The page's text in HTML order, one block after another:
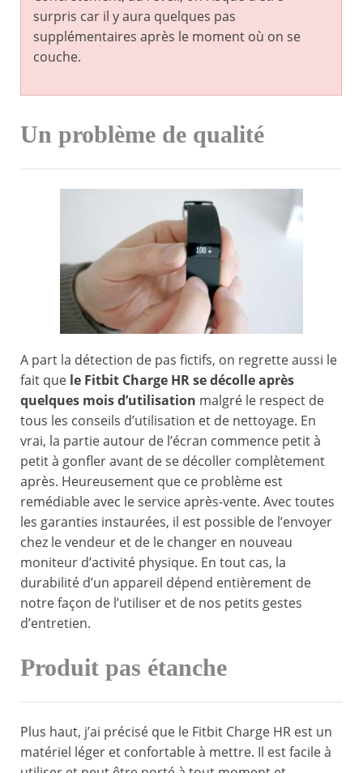
surpris car il y aura quelques pas
supplémentaires après le moment où on se
couche.
Un problème de qualité
A part la détection de pas fictifs, on regrette aussi le
fait que le Fitbit Charge HR se décolle après
quelques mois d’utilisation malgré le respect de
tous les conseils d’utilisation et de nettoyage. En
vrai, la partie autour de l’écran commence petit à
petit à gonfler avant de se décoller complètement
après. Heureusement que ce problème est
remédiable avec le service après-vente. Avec toutes
les garanties instaurées, il est possible de l’envoyer
chez le vendeur et de le changer en nouveau
moniteur d’activité physique. En tout cas, la
durabilité d’un appareil dépend entièrement de
notre façon de l’utiliser et de nos petits gestes
d’entretien.
Produit pas étanche
Plus haut, j’ai précisé que le Fitbit Charge HR est un
matériel léger et confortable à mettre. Il est facile à